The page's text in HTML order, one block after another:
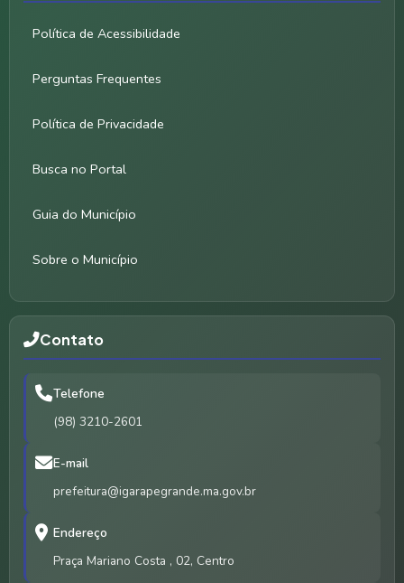
Política de Acessibilidade
Perguntas Frequentes
Política de Privacidade
Busca no Portal
Guia do Município
Sobre o Município
Contato
Telefone
(98) 3210-2601
E-mail
prefeitura@igarapegrande.ma.gov.br
Endereço
Praça Mariano Costa , 02, Centro